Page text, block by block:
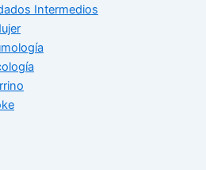
Intermedios